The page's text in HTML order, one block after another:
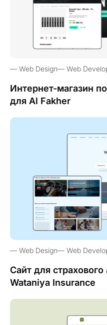
Web Design Web
Интернет-магазин
для Al Fakher
Web Design Web
Сайт для страхового
Wataniya Insurance